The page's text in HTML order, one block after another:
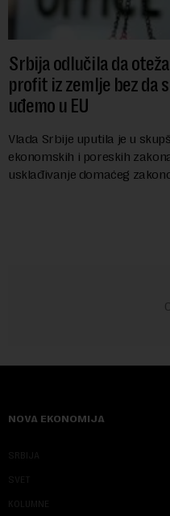
Srbija odlučila da
profit iz zemlje bez da
uđemo u EU
Vlada Srbije uputila je u
ekonomskih i poreskih
usklađivanje domaćeg
NOVA EKONOMIJA
SRBIJA
SVET
KOLUMNE